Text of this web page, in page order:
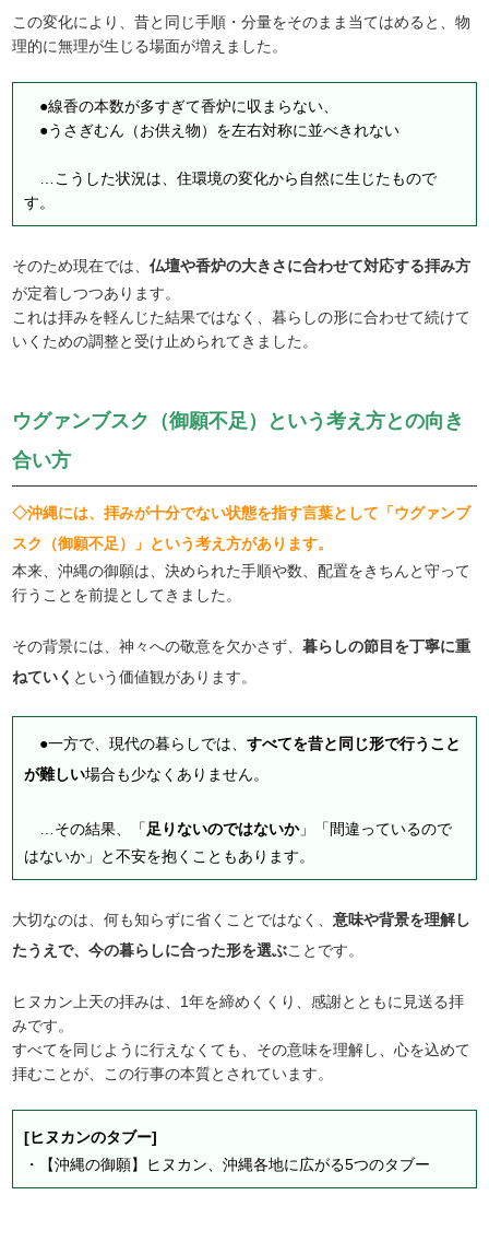
この変化により、昔と同じ手順・分量をそのまま当てはめると、物
理的に無理が生じる場面が増えました。
●線香の本数が多すぎて香炉に収まらない、
●うさぎむん（お供え物）を左右対称に並べきれない
…こうした状況は、住環境の変化から自然に生じたもので
す。
そのため現在では、仏壇や香炉の大きさに合わせて対応する拝み方
が定着しつつあります。
これは拝みを軽んじた結果ではなく、暮らしの形に合わせて続けて
いくための調整と受け止められてきました。
ウグァンブスク（御願不足）という考え方との向き
合い方
◇沖縄には、拝みが十分でない状態を指す言葉として「ウグァンブ
スク（御願不足）」という考え方があります。
本来、沖縄の御願は、決められた手順や数、配置をきちんと守って
行うことを前提としてきました。
その背景には、神々への敬意を欠かさず、暮らしの節目を丁寧に重
ねていく という価値観があります。
●一方で、現代の暮らしでは、すべてを昔と同じ形で行うこと
が難しい場合も少なくありません。
…その結果、「 足りないのではないか」「間違っているので
はないか」と不安を抱くこともあります。
大切なのは、何も知らずに省くことではなく、意味や背景を理解し
たうえで、今の暮らしに合った形を選ぶことです。
ヒヌカン上天の拝みは、1年を締めくくり、感謝とともに見送る拝
みです。
すべてを同じように行えなくても、その意味を理解し、心を込めて
拝むことが、この行事の本質とされています。
[ヒヌカンのタブー]
・
【沖縄の御願】ヒヌカン、沖縄各地に広がる5つのタブー